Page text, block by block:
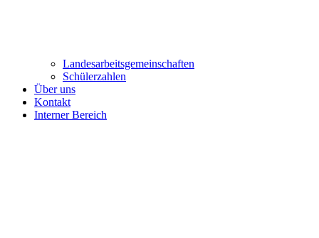
Landesarbeitsgemeinschaften
Schülerzahlen
Über uns
Kontakt
Interner Bereich